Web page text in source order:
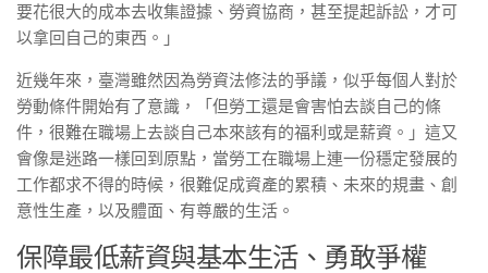
要花很大的成本去收集證據、勞資協商，甚至提起訴訟，才可
以拿回自己的東西。」
近幾年來，臺灣雖然因為勞資法修法的爭議，似乎每個人對於
勞動條件開始有了意識，「但勞工還是會害怕去談自己的條
件，很難在職場上去談自己本來該有的福利或是薪資。」這又
會像是迷路一樣回到原點，當勞工在職場上連一份穩定發展的
工作都求不得的時候，很難促成資產的累積、未來的規畫、創
意性生產，以及體面、有尊嚴的生活。
保障最低薪資與基本生活、勇敢爭權